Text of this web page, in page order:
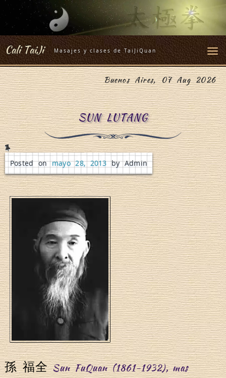
Skip
Cali TaiJi Masajes y clases de TaiJiQuan
Buenos Aires, 07 Aug 2026
SUN LUTANG
Posted onmayo 28, 2013by Admin
孫 福全Sun FuQuan (1861-1932), mas